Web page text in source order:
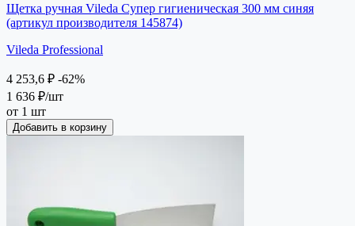
Щетка ручная Vileda Супер гигиеническая 300 мм синяя
(артикул производителя 145874)
Vileda Professional
4 253,6 ₽ -62%
1 636 ₽/шт
от 1 шт
Добавить в корзину